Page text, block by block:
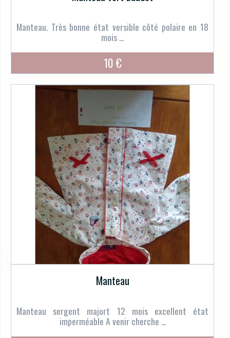
Manteau. Très bonne état versible côté polaire en 18
mois ...
10 €
Manteau
Manteau sergent majort 12 mois excellent état
imperméable A venir cherche ...